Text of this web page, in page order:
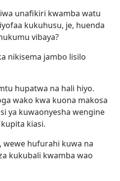
unafikiri kwamba watu
kukuhusu, je, huenda
vibaya?
nikisema jambo lisilo
hupatwa na hali hiyo.
wako kwa kuona makosa
ya kuwaonyesha wengine
kiasi.
wewe hufurahi kuwa na
kukubali kwamba wao